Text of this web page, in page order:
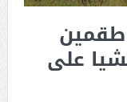
طقمين
على